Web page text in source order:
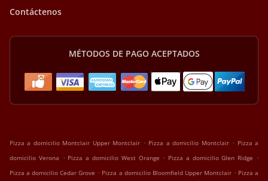
Contáctenos
MÉTODOS DE PAGO ACEPTADOS
Pizza a domicilio Montclair Upper Montclair . Pizza a domicilio Montclair . Pizza a
domicilio Verona . Pizza a domicilio West Orange . Pizza a domicilio Glen Ridge .
Pizza a domicilio Cedar Grove . Pizza a domicilio Bloomfield Upper Montclair . Pizza a